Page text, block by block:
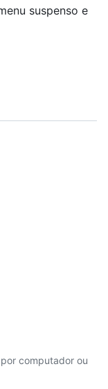
suspenso e
computador ou